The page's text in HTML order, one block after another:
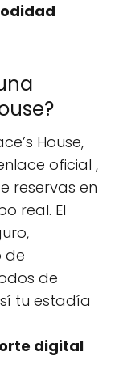
House,
oficial ,
reservas en
real. El
de
de
tu estadía
digital